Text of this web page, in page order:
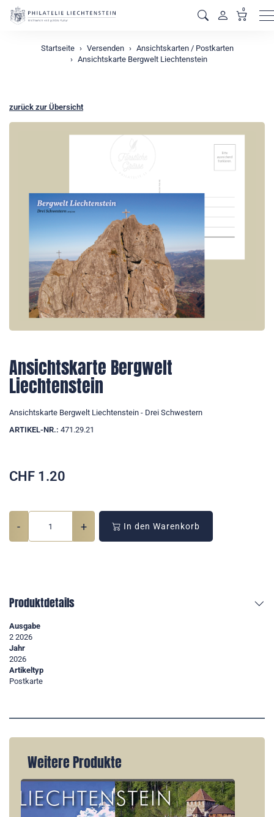
0
Startseite Versenden
Ansichtskarten / Postkarten
Ansichtskarte Bergwelt Liechtenstein
zurück zur Übersicht
Ansichtskarte Bergwelt
Liechtenstein
Ansichtskarte Bergwelt Liechtenstein - Drei Schwestern
ARTIKEL-NR.: 471.29.21
CHF 1.20
- + In den Warenkorb
Produktdetails
Ausgabe
2 2026
Jahr
2026
Artikeltyp
Postkarte
Weitere Produkte